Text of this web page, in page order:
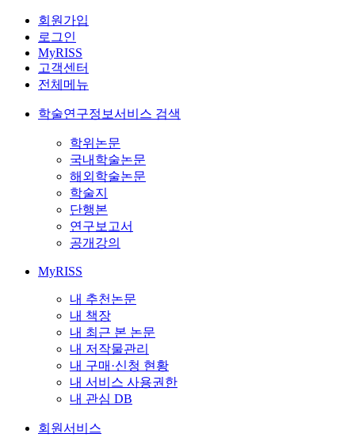
회원가입
로그인
MyRISS
고객센터
전체메뉴
학술연구정보서비스 검색
학위논문
국내학술논문
해외학술논문
학술지
단행본
연구보고서
공개강의
MyRISS
내 추천논문
내 책장
내 최근 본 논문
내 저작물관리
내 구매·신청 현황
내 서비스 사용권한
내 관심 DB
회원서비스